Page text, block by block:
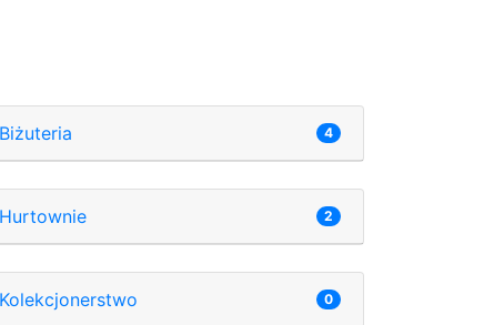
Biżuteria 4
Hurtownie 2
Kolekcjonerstwo 0